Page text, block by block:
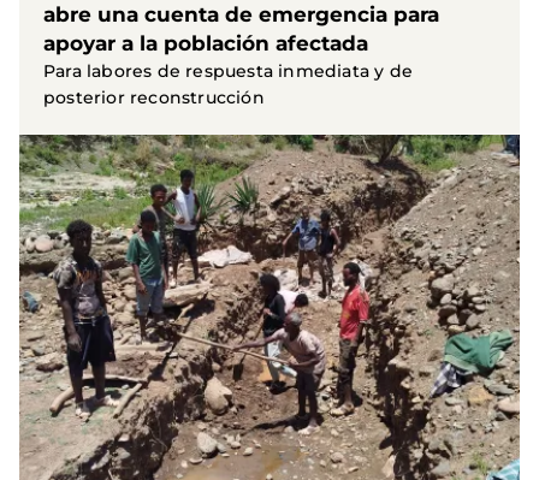
abre una cuenta de emergencia para
apoyar a la población afectada
Para labores de respuesta inmediata y de
posterior reconstrucción